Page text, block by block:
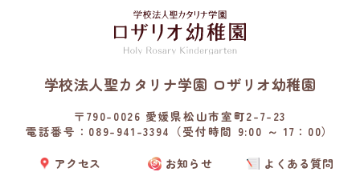
学校法人聖カタリナ学園 ロザリオ幼稚園
〒790-0026 愛媛県松山市室町2-7-23
電話番号：089-941-3394（受付時間 9:00 ～ 17：00）
アクセス お知らせ よくある質問